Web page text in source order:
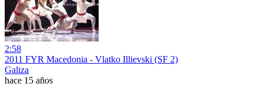
2:58
2011 FYR Macedonia - Vlatko Illievski (SF 2)
Galiza
hace 15 años